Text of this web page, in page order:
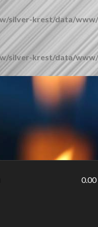
silver-krest/data/
silver-krest/data/
0.00